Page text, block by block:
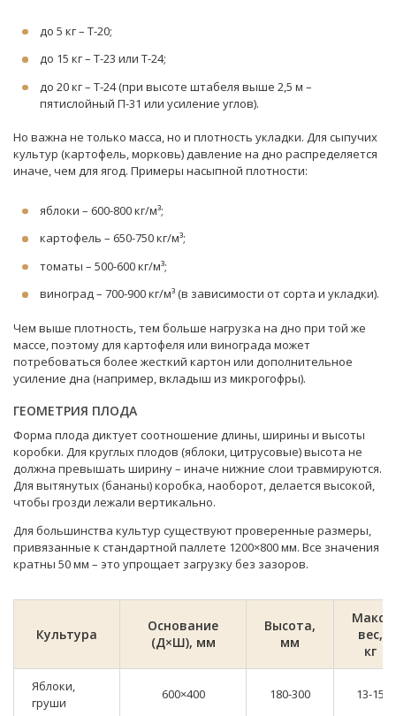
до 5 кг – Т-20;
до 15 кг – Т-23 или Т-24;
до 20 кг – Т-24 (при высоте штабеля выше 2,5 м –
пятислойный П-31 или усиление углов).
Но важна не только масса, но и плотность укладки. Для сыпучих
культур (картофель, морковь) давление на дно распределяется
иначе, чем для ягод. Примеры насыпной плотности:
яблоки – 600-800 кг/м³;
картофель – 650-750 кг/м³;
томаты – 500-600 кг/м³;
виноград – 700-900 кг/м³ (в зависимости от сорта и укладки).
Чем выше плотность, тем больше нагрузка на дно при той же
массе, поэтому для картофеля или винограда может
потребоваться более жесткий картон или дополнительное
усиление дна (например, вкладыш из микрогофры).
ГЕОМЕТРИЯ ПЛОДА
Форма плода диктует соотношение длины, ширины и высоты
коробки. Для круглых плодов (яблоки, цитрусовые) высота не
должна превышать ширину – иначе нижние слои травмируются.
Для вытянутых (бананы) коробка, наоборот, делается высокой,
чтобы грозди лежали вертикально.
Для большинства культур существуют проверенные размеры,
привязанные к стандартной паллете 1200×800 мм. Все значения
кратны 50 мм – это упрощает загрузку без зазоров.
Культура
Основание
(Д×Ш), мм
Высота,
мм
Макс.
вес,
кг
Яблоки,
груши
600×400 180-300 13-15